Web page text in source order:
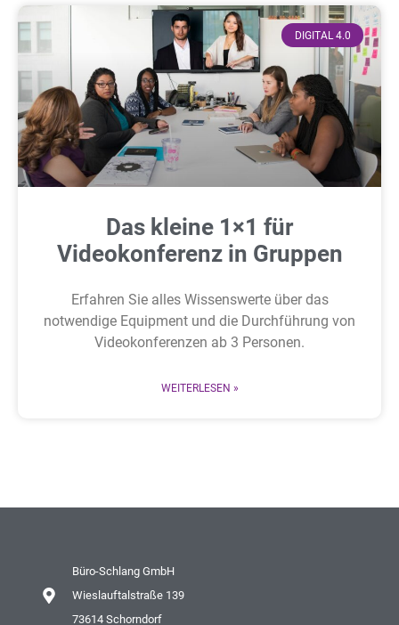
DIGITAL 4.0
Das kleine 1×1 für
Videokonferenz in Gruppen
Erfahren Sie alles Wissenswerte über das
notwendige Equipment und die Durchführung von
Videokonferenzen ab 3 Personen.
WEITERLESEN »
Büro-Schlang GmbH
Wieslauftalstraße 139
73614 Schorndorf